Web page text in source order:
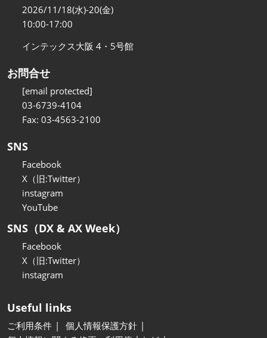
2026/11/18(水)-20(金)
10:00-17:00
インテックス大阪 4・5号館
お問合せ
[email protected]
03-6739-4104
Fax: 03-4563-2100
SNS
Facebook
X（旧:Twitter）
instagram
YouTube
SNS（DX & AX Week）
Facebook
X（旧:Twitter）
instagram
Useful links
ご利用条件
個人情報保護方針